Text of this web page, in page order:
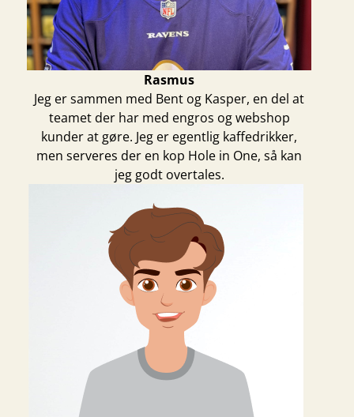
Rasmus
Jeg er sammen med Bent og Kasper, en del at
teamet der har med engros og webshop
kunder at gøre. Jeg er egentlig kaffedrikker,
men serveres der en kop Hole in One, så kan
jeg godt overtales.